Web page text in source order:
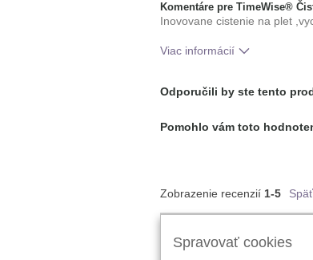
Komentáre pre TimeWise®
Inovovane cistenie na plet
Viac informácií
prípravku?
Odporučili by ste tento
Pomohlo vám toto
Zobrazenie recenzií 1-5
Spravovať cookies